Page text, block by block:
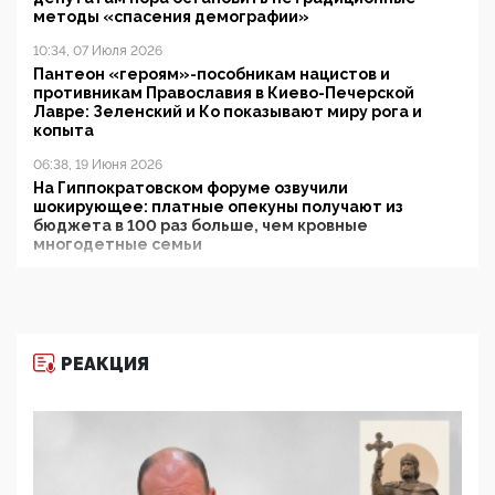
методы «спасения демографии»
10:34, 07 Июля 2026
Пантеон «героям»-пособникам нацистов и
противникам Православия в Киево-Печерской
Лавре: Зеленский и Ко показывают миру рога и
копыта
06:38, 19 Июня 2026
На Гиппократовском форуме озвучили
шокирующее: платные опекуны получают из
бюджета в 100 раз больше, чем кровные
многодетные семьи
11:53, 09 Июня 2026
деятельность ИИТО ЮНЕСКО в России, но
цифроглобалисты продолжают определять
повестку в образовании
09:43, 01 Июня 2026
РЕАКЦИЯ